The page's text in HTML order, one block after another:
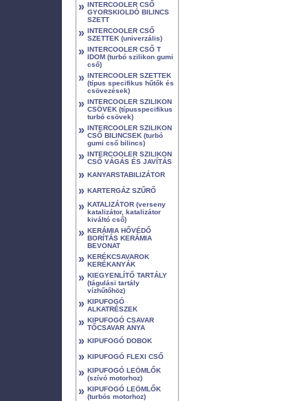
» INTERCOOLER CSŐ
GYORSKIOLDÓ BILINCS
SZETT
» INTERCOOLER CSŐ
SZETTEK (univerzális)
» INTERCOOLER CSŐ T
IDOM (turbó szilikon gumi
cső)
» INTERCOOLER SZETTEK
(típus specifikus hűtők és
csövezések)
» INTERCOOLER SZILIKON
CSÖVEK (típusspecifikus
turbó csövek)
» INTERCOOLER SZILIKON
CSŐ BILINCSEK (turbó
gumi cső bilincs)
» INTERCOOLER SZILIKON
CSŐ VÁGÁS ÉS JAVÍTÁS
» KANYARSTABILIZÁTOR
» KARTERGÁZ SZŰRŐ
» KATALIZÁTOR (verseny
katalizátor, katalizátor
kiváltó cső)
» KERÁMIA HŐVÉDŐ
BORÍTÁS KERÁMIA
BEVONAT
» KERÉKCSAVAROK
KERÉKANYÁK
» KIEGYENLÍTŐ TARTÁLY
(tágulási tartály
vízhűtőhöz)
» KIPUFOGÓ
ALKATRÉSZEK
» KIPUFOGÓ CSAVAR
TŐCSAVAR ANYA
» KIPUFOGÓ DOBOK
» KIPUFOGÓ FLEXI CSŐ
» KIPUFOGÓ LEÖMLŐK
(szívó motorhoz)
» KIPUFOGÓ LEÖMLŐK
(turbós motorhoz)